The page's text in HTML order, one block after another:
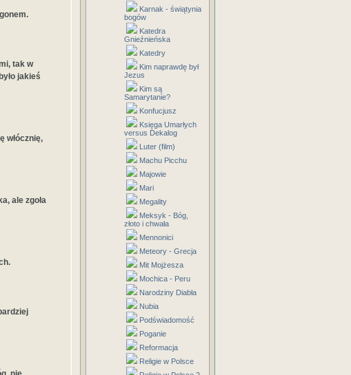
tak w
jakieś
włócznię,
ale zgoła
Karnak - świątynia
bogów
Katedra
Gnieźnieńska
Katedry
Kim naprawdę był
Jezus
Kim są
Samarytanie?
Konfucjusz
Księga Umarłych
versus Dekalog
Luter (film)
Machu Picchu
Majowie
Mari
Megality
Meksyk - Bóg,
złoto i chwała
Mennonici
Meteory - Grecja
Mit Mojżesza
Mochica - Peru
Narodziny Diabła
Nubia
Podświadomość
Poganie
Reformacja
Religie w Polsce